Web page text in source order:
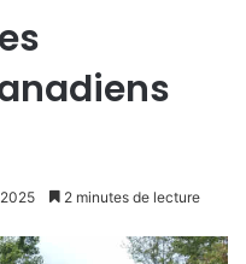
2 minutes de lecture